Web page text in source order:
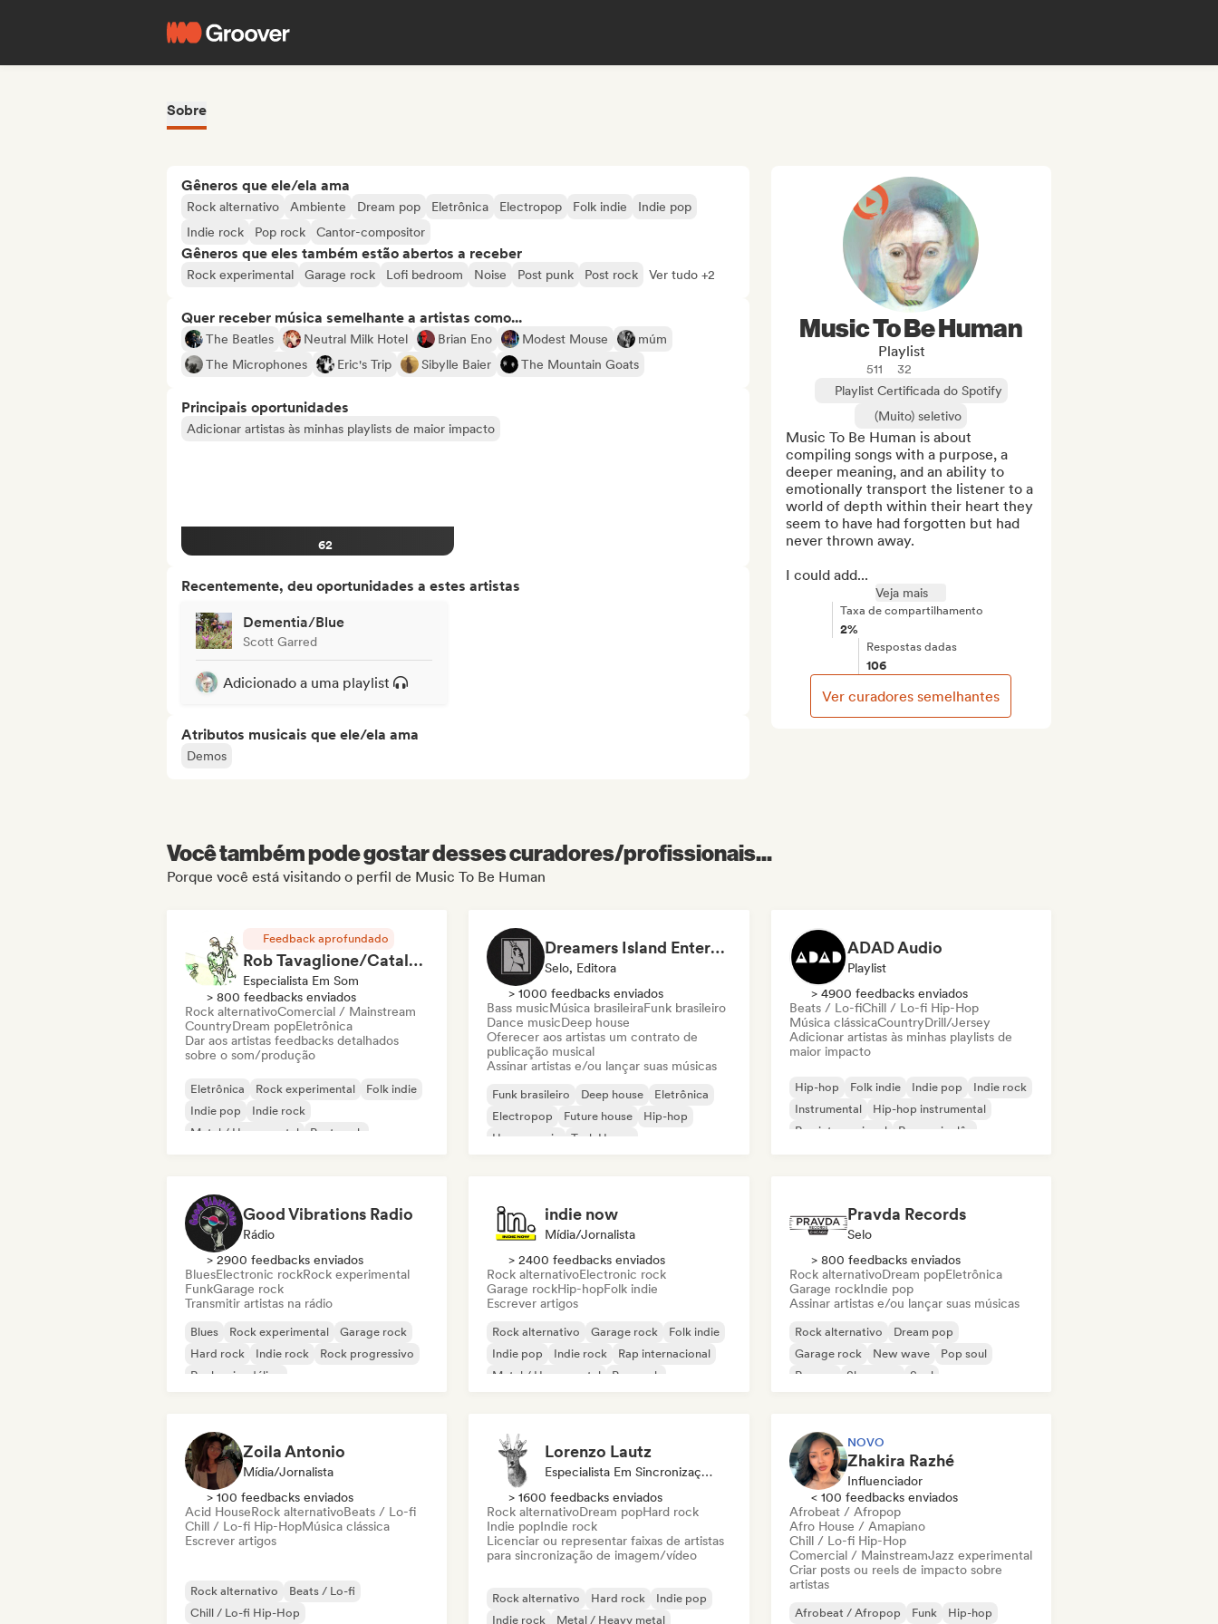
Sobre
Gêneros que ele/ela ama
Rock alternativo Ambiente Dream pop Eletrônica Electropop Folk indie
Indie pop
Indie rock
Pop rock Cantor-compositor
Gêneros que eles também estão abertos a receber
Rock experimental Garage rock Lofi bedroom Noise Post punk Post rock Ver tudo +2
Quer receber música semelhante a artistas como...
The Beatles Neutral Milk Hotel Brian Eno Modest Mouse
múm
The Microphones
Eric's Trip Sibylle Baier The Mountain Goats
Principais oportunidades
Adicionar artistas às minhas playlists de maior impacto
62
Recentemente, deu oportunidades a estes artistas
Dementia/Blue
Scott Garred
Adicionado a uma playlist
Atributos musicais que ele/ela ama
Demos
Music To Be Human
Playlist
511
32
Playlist Certificada do Spotify
(Muito) seletivo
Music To Be Human is about
compiling songs with a purpose, a
deeper meaning, and an ability to
emotionally transport the listener to a
world of depth within their heart they
seem to have had forgotten but had
never thrown away.
I could add...
Veja mais
Taxa de compartilhamento
2%
Respostas dadas
106
Ver curadores semelhantes
Você também pode gostar desses curadores/profissionais...
Porque você está visitando o perfil de Music To Be Human
Feedback aprofundado
Rob Tavaglione/Catalyst Recording
Especialista Em Som
> 800 feedbacks enviados
Rock alternativoComercial / Mainstream
CountryDream popEletrônica
Dar aos artistas feedbacks detalhados
sobre o som/produção
Eletrônica Rock experimental
Folk indie
Indie pop
Indie rock
Metal / Heavy metal
Post punk
Dreamers Island Entertainment
Selo, Editora
> 1000 feedbacks enviados
Bass musicMúsica brasileiraFunk brasileiro
Dance musicDeep house
Oferecer aos artistas um contrato de
publicação musical
Assinar artistas e/ou lançar suas músicas
Funk brasileiro Deep house
Eletrônica
Electropop
Future house
Hip-hop
House music
Tech House
ADAD Audio
Playlist
> 4900 feedbacks enviados
Beats / Lo-fiChill / Lo-fi Hip-Hop
Música clássicaCountryDrill/Jersey
Adicionar artistas às minhas playlists de
maior impacto
Hip-hop Folk indie Indie pop
Indie rock
Instrumental
Hip-hop instrumental
Rap internacional
Rap em inglês
Good Vibrations Radio
Rádio
> 2900 feedbacks enviados
BluesElectronic rockRock experimental
FunkGarage rock
Transmitir artistas na rádio
Blues Rock experimental
Garage rock
Hard rock
Indie rock
Rock progressivo
Rock psicodélico
indie now
Mídia/Jornalista
> 2400 feedbacks enviados
Rock alternativoElectronic rock
Garage rockHip-hopFolk indie
Escrever artigos
Rock alternativo Garage rock
Folk indie
Indie pop
Indie rock
Rap internacional
Metal / Heavy metal
Pop rock
Pravda Records
Selo
> 800 feedbacks enviados
Rock alternativoDream popEletrônica
Garage rockIndie pop
Assinar artistas e/ou lançar suas músicas
Rock alternativo
Dream pop
Garage rock
New wave
Pop soul
Reggae
Shoegaze Soul
Zoila Antonio
Mídia/Jornalista
> 100 feedbacks enviados
Acid HouseRock alternativoBeats / Lo-fi
Chill / Lo-fi Hip-HopMúsica clássica
Escrever artigos
Rock alternativo
Beats / Lo-fi
Chill / Lo-fi Hip-Hop
Lorenzo Lautz
Especialista Em Sincronização
> 1600 feedbacks enviados
Rock alternativoDream popHard rock
Indie popIndie rock
Licenciar ou representar faixas de artistas
para sincronização de imagem/vídeo
Rock alternativo Hard rock
Indie pop
Indie rock
Metal / Heavy metal
NOVO
Zhakira Razhé
Influenciador
< 100 feedbacks enviados
Afrobeat / Afropop
Afro House / Amapiano
Chill / Lo-fi Hip-Hop
Comercial / MainstreamJazz experimental
Criar posts ou reels de impacto sobre
artistas
Afrobeat / Afropop Funk Hip-hop